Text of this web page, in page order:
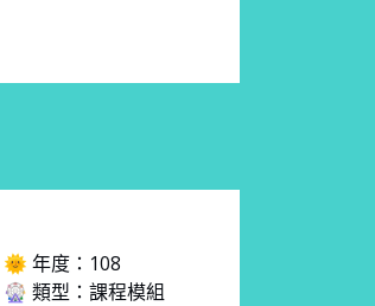
🌞 年度：108
🎡 類型：課程模組